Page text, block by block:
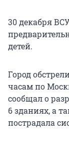
30 декабря
детей.
Город
часам по
сообщал о
6 зданиях, а
пострадала